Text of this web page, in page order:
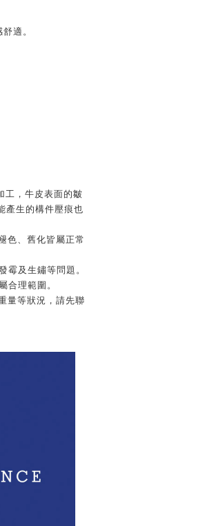
適。
工，牛皮表面的皺
產生的構件壓痕也
色、舊化皆屬正常
霉及生鏽等問題。
合理範圍。
量等狀況，請先聯